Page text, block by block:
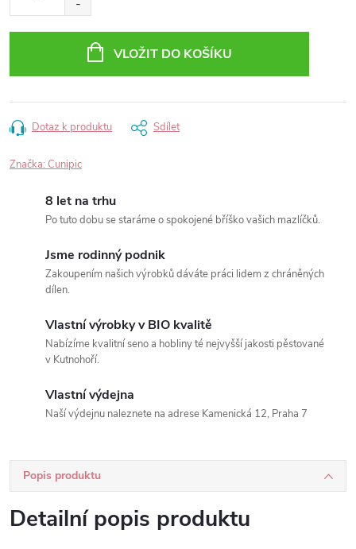
VLOŽIT DO KOŠÍKU
Dotaz k produktu Sdílet
Značka: Cunipic
8 let na trhu
Po tuto dobu se staráme o spokojené bříško vašich mazlíčků.
Jsme rodinný podnik
Zakoupením našich výrobků dáváte práci lidem z chráněných
dílen.
Vlastní výrobky v BIO kvalitě
Nabízíme kvalitní seno a hobliny té nejvyšší jakosti pěstované
v Kutnohoří.
Vlastní výdejna
Naší výdejnu naleznete na adrese Kamenická 12, Praha 7
Popis produktu
Detailní popis produktu